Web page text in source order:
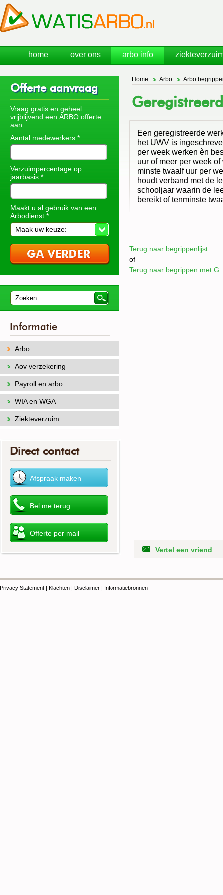
Home Arbo Arbo
Een geregistreerde
het UWV is
per week werken èn
uur of meer per week
minste twaalf uur per
houdt verband met de
schooljaar waarin de
bereikt of tenminste
Terug naar begrippenlijst
of
Terug naar begrippen met G
Vertel een vriend
Offerte aanvraag
Vraag gratis en geheel
vrijblijvend een ARBO offerte
aan.
Aantal medewerkers:*
Verzuimpercentage op
jaarbasis:*
Maakt u al gebruik van een
Arbodienst:*
Maak uw keuze:
Informatie
Arbo
Aov verzekering
Payroll en arbo
WIA en WGA
Ziekteverzuim
Direct contact
Privacy Statement | Klachten | Disclaimer | Informatiebronnen
home over ons arbo info